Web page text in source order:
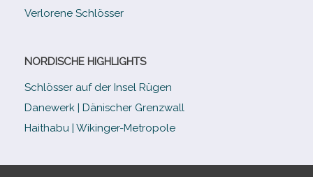
Verlorene Schlösser
NORDISCHE HIGHLIGHTS
Schlösser auf der Insel Rügen
Danewerk | Dänischer Grenzwall
Haithabu | Wikinger-Metropole